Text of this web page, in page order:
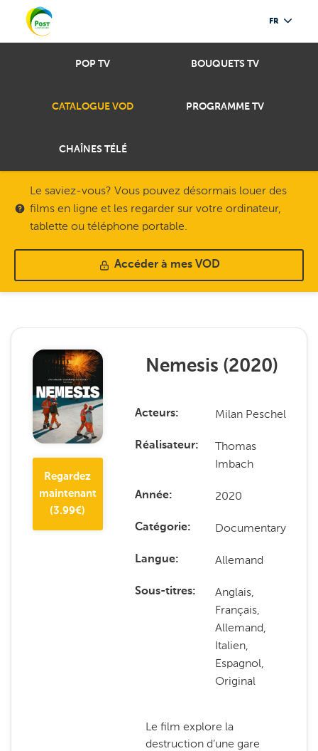
FR
POP TV BOUQUETS TV
CATALOGUE VOD PROGRAMME TV
CHAÎNES TÉLÉ
Le saviez-vous? Vous pouvez désormais louer des
films en ligne et les regarder sur votre ordinateur,
tablette ou téléphone portable.
Accéder à mes VOD
Regardez
maintenant
(3.99€)
Nemesis (2020)
Acteurs Milan Peschel
Réalisateur
Thomas
Imbach
Année 2020
Catégorie Documentary
Langue Allemand
Sous-titres
Anglais,
Français,
Allemand,
Italien,
Espagnol,
Original
Le film explore la
destruction d’une gare